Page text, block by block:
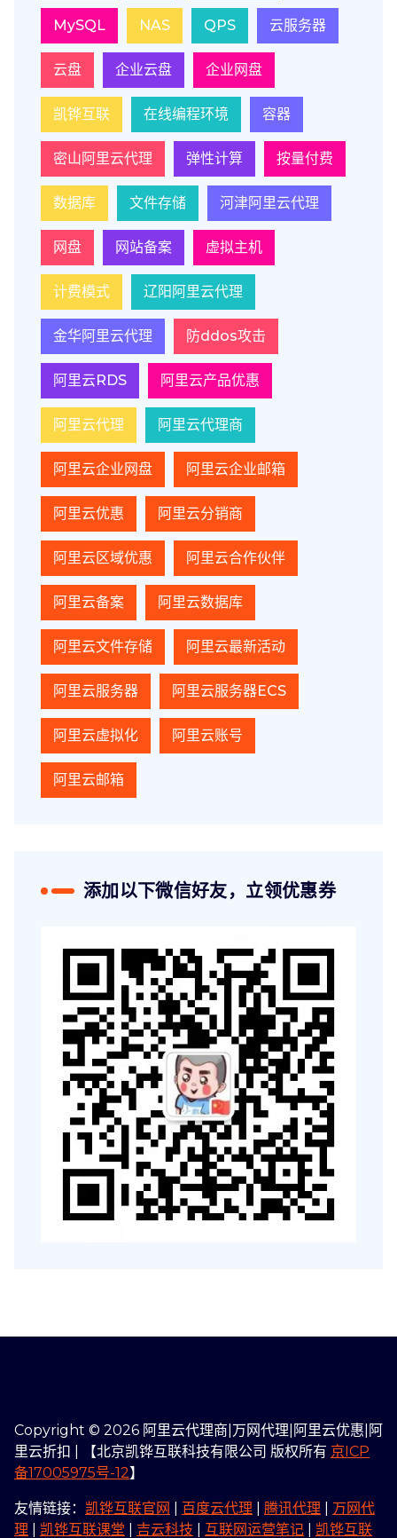
MySQL NAS QPS 云服务器
云盘 企业云盘 企业网盘
凯铧互联 在线编程环境 容器
密山阿里云代理 弹性计算 按量付费
数据库 文件存储 河津阿里云代理
网盘 网站备案 虚拟主机
计费模式 辽阳阿里云代理
金华阿里云代理 防ddos攻击
阿里云RDS 阿里云产品优惠
阿里云代理 阿里云代理商
阿里云企业网盘 阿里云企业邮箱
阿里云优惠 阿里云分销商
阿里云区域优惠 阿里云合作伙伴
阿里云备案 阿里云数据库
阿里云文件存储 阿里云最新活动
阿里云服务器 阿里云服务器ECS
阿里云虚拟化 阿里云账号
阿里云邮箱
添加以下微信好友，立领优惠券
Copyright © 2026 阿里云代理商|万网代理|阿里云优惠|阿
里云折扣 | 【北京凯铧互联科技有限公司 版权所有 京ICP
备17005975号-12】
友情链接： 凯铧互联官网 百度云代理 腾讯代理
万网代
理
凯铧互联课堂 吉云科技 互联网运营笔记 凯铧互联